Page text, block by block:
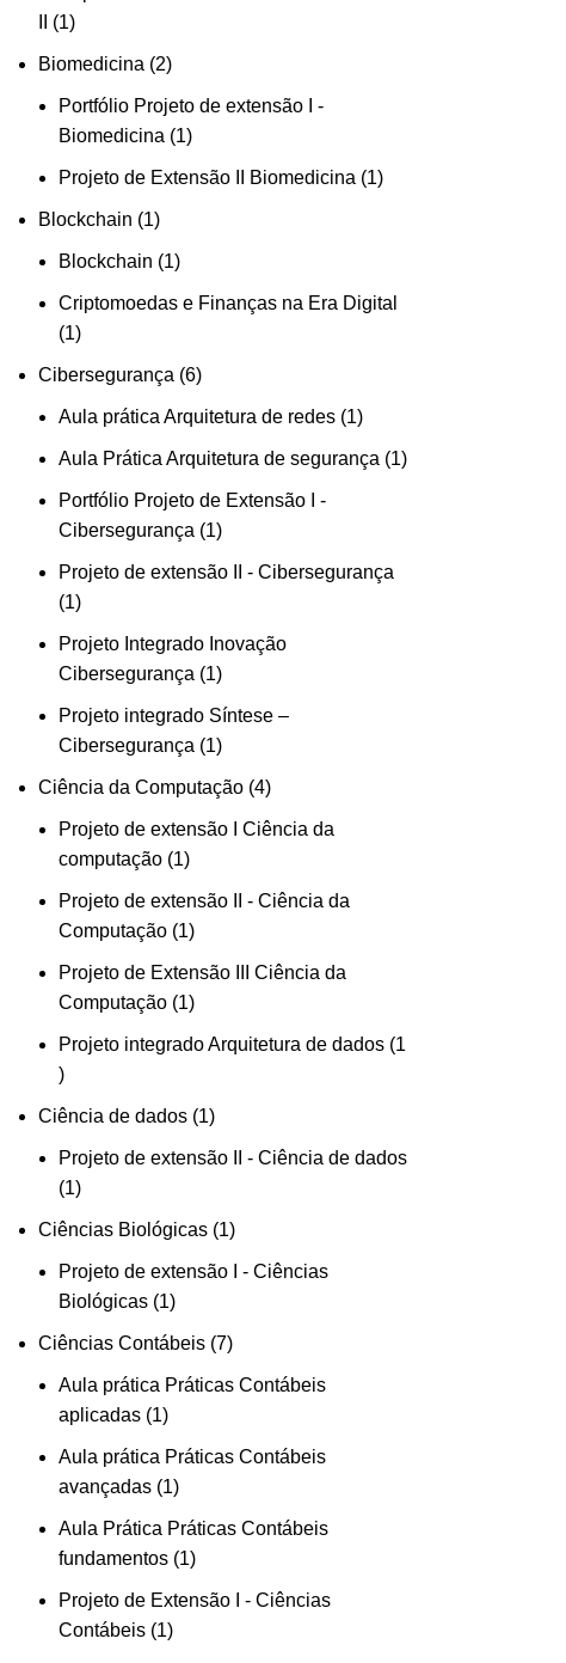
1
Biomedicina 2
Portfólio Projeto de extensão I -
Biomedicina
1
Projeto de Extensão II Biomedicina 1
Blockchain 1
Blockchain 1
Criptomoedas e Finanças na Era Digital
1
Cibersegurança 6
Aula prática Arquitetura de redes 1
Aula Prática Arquitetura de segurança 1
Portfólio Projeto de Extensão I -
Cibersegurança
1
Projeto de extensão II - Cibersegurança
1
Projeto Integrado Inovação
Cibersegurança
1
Projeto integrado Síntese –
Cibersegurança
1
Ciência da Computação 4
Projeto de extensão I Ciência da
computação 1
Projeto de extensão II - Ciência da
Computação 1
Projeto de Extensão III Ciência da
Computação 1
Projeto integrado Arquitetura de dados 1
Ciência de dados 1
Projeto de extensão II - Ciência de dados
1
Ciências Biológicas 1
Projeto de extensão I - Ciências
Biológicas 1
Ciências Contábeis 7
Aula prática Práticas Contábeis
aplicadas 1
Aula prática Práticas Contábeis
avançadas 1
Aula Prática Práticas Contábeis
fundamentos 1
Projeto de Extensão I - Ciências
Contábeis 1